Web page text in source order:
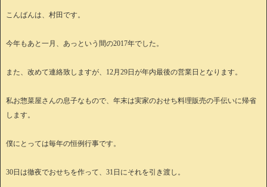
こんばんは、村田です。
今年もあと一月、あっという間の2017年でした。
また、改めて連絡致しますが、12月29日が年内最後の営業日となります。
私お惣菜屋さんの息子なもので、年末は実家のおせち料理販売の手伝いに帰省
します。
僕にとっては毎年の恒例行事です。
30日は徹夜でおせちを作って、31日にそれを引き渡し。